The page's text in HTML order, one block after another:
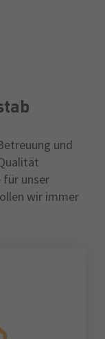
und
für unser
wir immer